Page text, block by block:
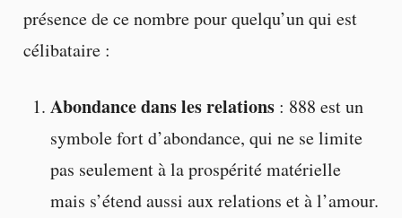
présence de ce nombre pour quelqu’un qui est
célibataire :
Abondance dans les relations: 888 est un
symbole fort d’abondance, qui ne se limite
pas seulement à la prospérité matérielle
mais s’étend aussi aux relations et à l’amour.